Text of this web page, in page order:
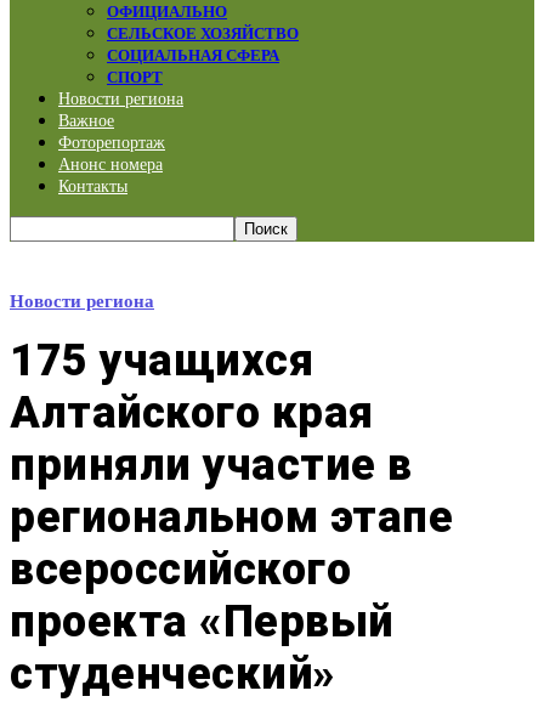
ОФИЦИАЛЬНО
СЕЛЬСКОЕ ХОЗЯЙСТВО
СОЦИАЛЬНАЯ СФЕРА
СПОРТ
Новости региона
Важное
Фоторепортаж
Анонс номера
Контакты
Новости региона
175 учащихся
Алтайского края
приняли участие в
региональном этапе
всероссийского
проекта «Первый
студенческий»